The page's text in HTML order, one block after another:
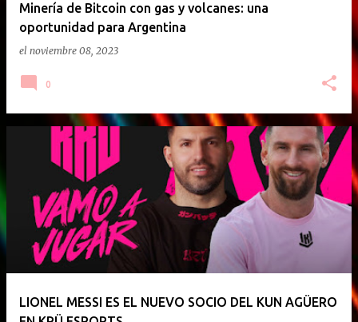
Minería de Bitcoin con gas y volcanes: una
oportunidad para Argentina
el noviembre 08, 2023
0
LIONEL MESSI ES EL NUEVO SOCIO DEL KUN AGÜERO